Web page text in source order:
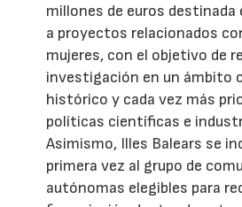
millones de euros
a proyectos relacionados
mujeres, con el objetivo de
investigación en un ámbito
histórico y cada vez más
políticas científicas e
Asimismo, Illes Balears se
primera vez al grupo de
autónomas elegibles para